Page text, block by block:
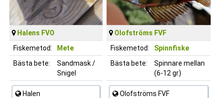
Halens FVO
Fiskemetod:
Mete
Bästa bete:
Sandmask /
Snigel
Halen
Olofströms FVF
Fiskemetod:
Spinnfiske
Bästa bete:
Spinnare mellan
(6-12 gr)
Olofströms FVF